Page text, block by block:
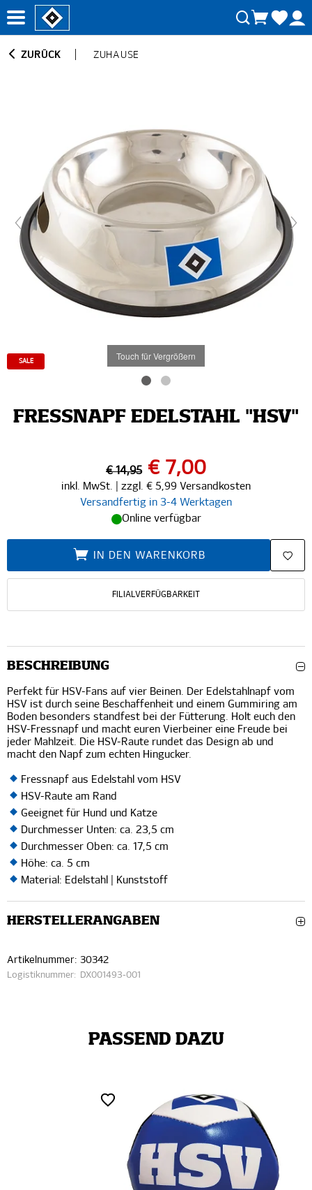
ZURÜCK ZUHAUSE
Touch für Vergrößern
SALE
FRESSNAPF EDELSTAHL "HSV"
€ 14,95 € 7,00
inkl. MwSt. | zzgl. € 5,99 Versandkosten
Versandfertig in 3-4 Werktagen
Online verfügbar
IN DEN WARENKORB
FILIALVERFÜGBARKEIT
BESCHREIBUNG
Perfekt für HSV-Fans auf vier Beinen. Der Edelstahlnapf vom
HSV ist durch seine Beschaffenheit und einem Gummiring am
Boden besonders standfest bei der Fütterung. Holt euch den
HSV-Fressnapf und macht euren Vierbeiner eine Freude bei
jeder Mahlzeit. Die HSV-Raute rundet das Design ab und
macht den Napf zum echten Hingucker.
Fressnapf aus Edelstahl vom HSV
HSV-Raute am Rand
Geeignet für Hund und Katze
Durchmesser Unten: ca. 23,5 cm
Durchmesser Oben: ca. 17,5 cm
Höhe: ca. 5 cm
Material: Edelstahl | Kunststoff
HERSTELLERANGABEN
Artikelnummer: 30342
Logistiknummer: DX001493-001
PASSEND DAZU